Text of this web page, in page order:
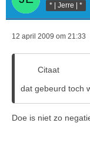
* | Jerre | *
12 april 2009 om 21:33
Citaat
dat gebeurd toch
Doe is niet zo